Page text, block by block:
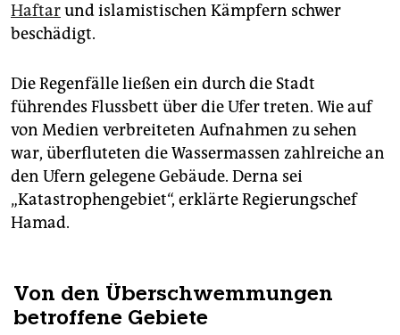
Haftarund islamistischen Kämpfern schwer
beschädigt.
Die Regenfälle ließen ein durch die Stadt
führendes Flussbett über die Ufer treten. Wie auf
von Medien verbreiteten Aufnahmen zu sehen
war, überfluteten die Wassermassen zahlreiche an
den Ufern gelegene Gebäude. Derna sei
„Katastrophengebiet“, erklärte Regierungschef
Hamad.